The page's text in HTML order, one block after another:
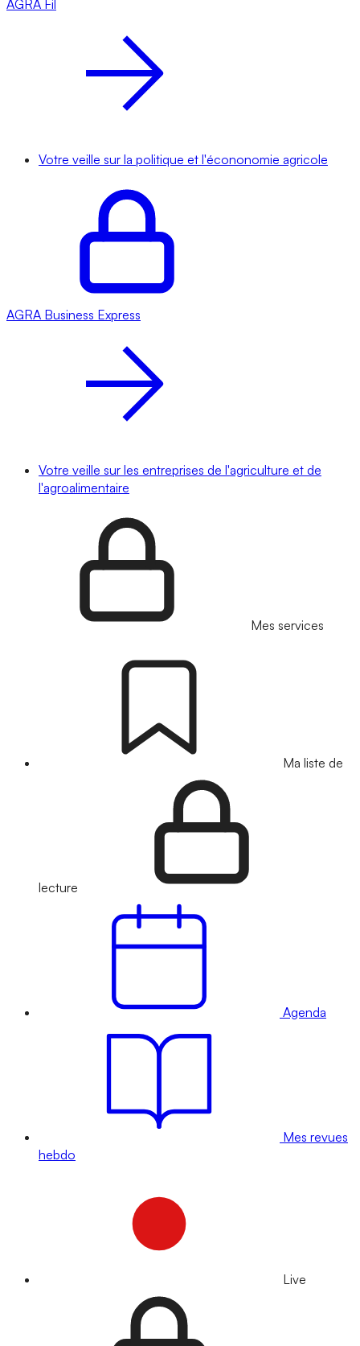
AGRA Fil
Votre veille sur la politique et l'écononomie agricole
AGRA Business Express
Votre veille sur les entreprises de l'agriculture et de
l'agroalimentaire
Mes services
Ma liste de
lecture
Agenda
Mes revues
hebdo
Live